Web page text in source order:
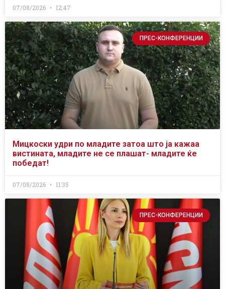
07/08/2026 12:47
ПРЕС-КОНФЕРЕНЦИИ
Мицкоски удри по младите затоа што ја кажаа
вистината, младите не се плашат- младите ќе
победат!
07/08/2026 11:35
ПРЕС-КОНФЕРЕНЦИИ